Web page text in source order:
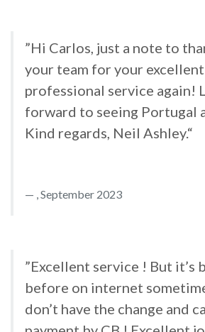
”Hi Carlos, just a note to
your team for your excellent
professional service again!
forward to seeing Portugal
Kind regards, Neil Ashley.“
, September 2023
”Excellent service ! But it’s
before on internet
don’t have the change and